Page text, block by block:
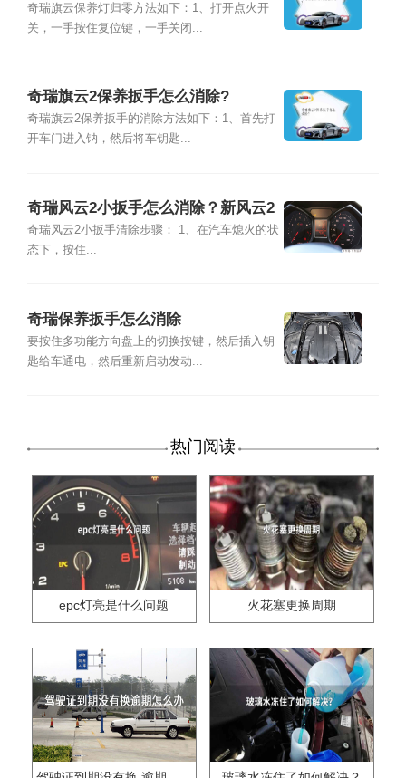
奇瑞旗云保养灯归零方法如下：1、打开点火开
关，一手按住复位键，一手关闭...
奇瑞旗云2保养扳手怎么消除?
奇瑞旗云2保养扳手的消除方法如下：1、首先打
开车门进入钠，然后将车钥匙...
奇瑞风云2小扳手怎么消除？新风云2
两厢保养灯归零
奇瑞风云2小扳手清除步骤： 1、在汽车熄火的状
态下，按住...
奇瑞保养扳手怎么消除
要按住多功能方向盘上的切换按键，然后插入钥
匙给车通电，然后重新启动发动...
热门阅读
epc灯亮是什么问题 火花塞更换周期